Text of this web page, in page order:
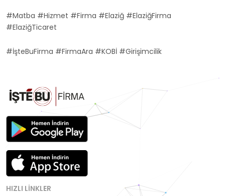
#Matba #Hizmet #Firma #Elaziğ #ElaziğFirma
#ElaziğTicaret
#İşteBuFirma #FirmaAra #KOBİ #Girişimcilik
HIZLI LINKLER